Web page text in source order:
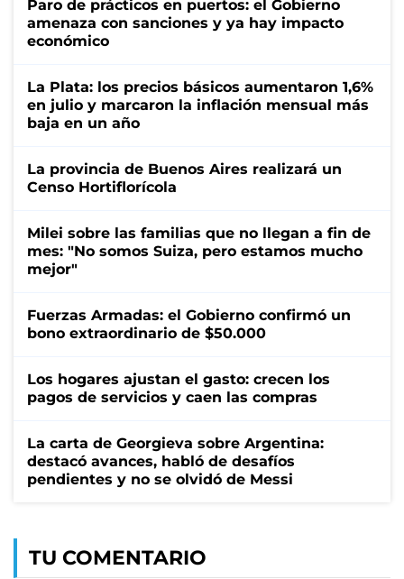
Paro de prácticos en puertos: el Gobierno
amenaza con sanciones y ya hay impacto
económico
La Plata: los precios básicos aumentaron 1,6%
en julio y marcaron la inflación mensual más
baja en un año
La provincia de Buenos Aires realizará un
Censo Hortiflorícola
Milei sobre las familias que no llegan a fin de
mes: "No somos Suiza, pero estamos mucho
mejor"
Fuerzas Armadas: el Gobierno confirmó un
bono extraordinario de $50.000
Los hogares ajustan el gasto: crecen los
pagos de servicios y caen las compras
La carta de Georgieva sobre Argentina:
destacó avances, habló de desafíos
pendientes y no se olvidó de Messi
TU COMENTARIO